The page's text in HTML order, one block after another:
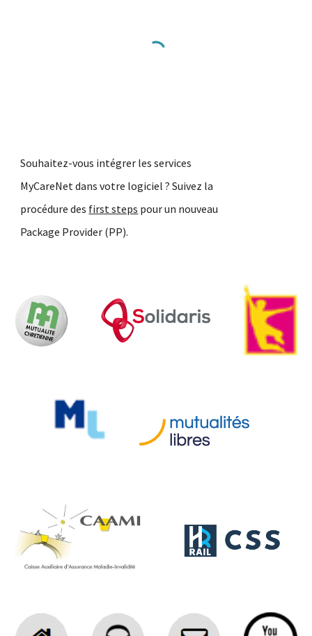
Souhaitez-vous intégrer les services
MyCareNet dans votre logiciel ? Suivez la
procédure des first steps pour un nouveau
Package Provider (PP).